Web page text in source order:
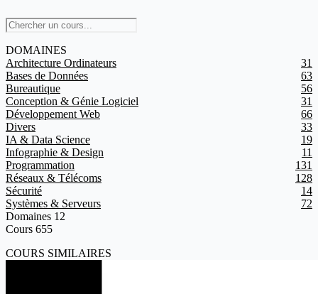
DOMAINES
Architecture Ordinateurs
31
Bases de Données
63
Bureautique
56
Conception & Génie Logiciel
31
Développement Web
66
Divers
33
IA & Data Science
19
Infographie & Design
11
Programmation
131
Réseaux & Télécoms
128
Sécurité
14
Systèmes & Serveurs
72
Domaines 12
Cours 655
COURS SIMILAIRES